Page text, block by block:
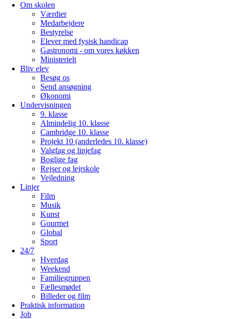
Om skolen
Værdier
Medarbejdere
Bestyrelse
Elever med fysisk handicap
Gastronomi - om vores køkken
Ministerielt
Bliv elev
Besøg os
Send ansøgning
Økonomi
Undervisningen
9. klasse
Almindelig 10. klasse
Cambridge 10. klasse
Projekt 10 (anderledes 10. klasse)
Valgfag og linjefag
Boglige fag
Rejser og lejrskole
Vejledning
Linjer
Film
Musik
Kunst
Gourmet
Global
Sport
24/7
Hverdag
Weekend
Familiegruppen
Fællesmødet
Billeder og film
Praktisk information
Job